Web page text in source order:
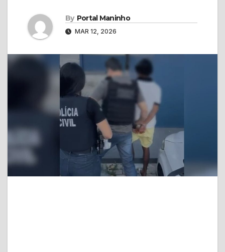
By Portal Maninho
MAR 12, 2026